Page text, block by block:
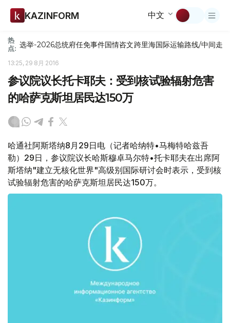
KAZINFORM 中文
热
点: 选举-2026总统府任免事件国情咨文跨里海国际运输路线/中间走廊
13:25, 29 8月 2016
参议院议长托卡耶夫：受到核试验辐射危害
的哈萨克斯坦居民达150万
哈通社阿斯塔纳8月29日电（记者哈纳特•马梅特哈兹吾
勒）29日，参议院议长哈斯穆卓马尔特•托卡耶夫在出席阿
斯塔纳"建立无核化世界"高级别国际研讨会时表示，受到核
试验辐射危害的哈萨克斯坦居民达150万。